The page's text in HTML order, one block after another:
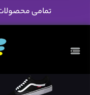
تمامی محصولات